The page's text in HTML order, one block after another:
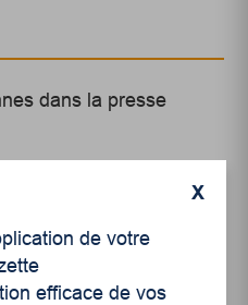
dans la presse
: en mouvement,
à suivre
X
de votre
efficace de vos